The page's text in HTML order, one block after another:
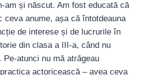
am și născut. Am fost educată că
ceva anume, așa că întotdeauna
de interese și de lucrurile în
din clasa a III-a, când nu
atunci nu mă atrăgeau
actoricească – avea ceva